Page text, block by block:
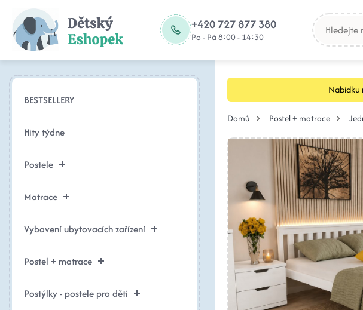
+420 727 877 380
Po - Pá 8:00 - 14:30
BESTSELLERY
Hity týdne
Postele
Matrace
Vybavení ubytovacích zařízení
Postel + matrace
Postýlky - postele pro děti
Nabídku
Domů Postel + matrace